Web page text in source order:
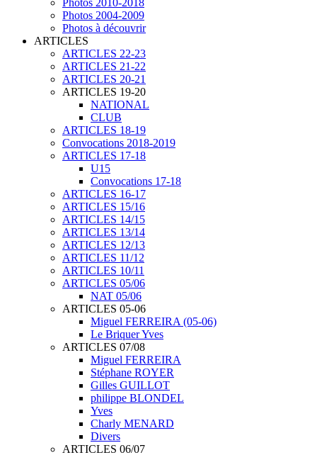
Photos 2004-2009
Photos à découvrir
ARTICLES
ARTICLES 22-23
ARTICLES 21-22
ARTICLES 20-21
ARTICLES 19-20
NATIONAL
CLUB
ARTICLES 18-19
Convocations 2018-2019
ARTICLES 17-18
U15
Convocations 17-18
ARTICLES 16-17
ARTICLES 15/16
ARTICLES 14/15
ARTICLES 13/14
ARTICLES 12/13
ARTICLES 11/12
ARTICLES 10/11
ARTICLES 05/06
NAT 05/06
ARTICLES 05-06
Miguel FERREIRA (05-06)
Le Briquer Yves
ARTICLES 07/08
Miguel FERREIRA
Stéphane ROYER
Gilles GUILLOT
philippe BLONDEL
Yves
Charly MENARD
Divers
ARTICLES 06/07